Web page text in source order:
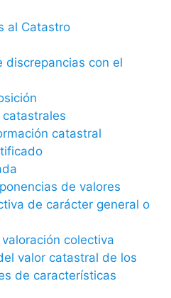
al Catastro
discrepancias con el
catastral
de valores
de carácter general o
colectiva
valor catastral de los
de características